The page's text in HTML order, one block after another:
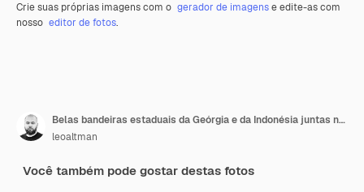
Crie suas próprias imagens com o gerador de imagense edite-as com
nosso editor de fotos.
Belas bandeiras estaduais da Geórgia e da Indonésia juntas no céu azul
leoaltman
Você também pode gostar destas fotos